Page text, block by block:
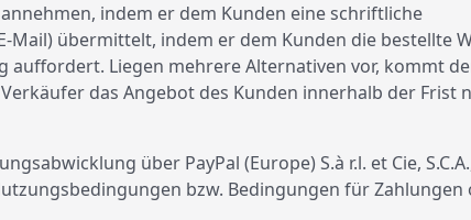
indem er dem Kunden eine schriftliche
übermittelt, indem er dem Kunden die bestellte
auffordert. Liegen mehrere Alternativen vor, kommt
das Angebot des Kunden innerhalb der Frist
über PayPal (Europe) S.à r.l. et Cie,
bzw. Bedingungen für Zahlungen